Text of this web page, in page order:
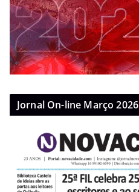
Jornal On-line Março 2026